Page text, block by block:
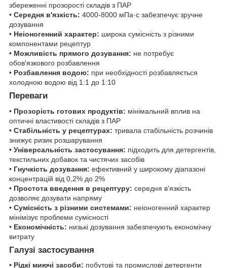
збереженні прозорості складів з ПАР
• Середня в'язкість: 4000-8000 мПа·с забезпечує зручне
дозування
• Неіоногенний характер: широка сумісність з різними
компонентами рецептур
• Можливість прямого дозування: не потребує
обов'язкового розбавлення
• Розбавлення водою: при необхідності розбавляється
холодною водою від 1:1 до 1:10
Переваги
• Прозорість готових продуктів: мінімальний вплив на
оптичні властивості складів з ПАР
• Стабільність у рецептурах: тривала стабільність розчинів
знижує ризик розшарування
• Універсальність застосування: підходить для детергентів,
текстильних добавок та чистячих засобів
• Гнучкість дозування: ефективний у широкому діапазоні
концентрацій від 0,2% до 2%
• Простота введення в рецептуру: середня в'язкість
дозволяє дозувати напряму
• Сумісність з різними системами: неіоногенний характер
мінімізує проблеми сумісності
• Економічність: низькі дозування забезпечують економічну
витрату
Галузі застосування
• Рідкі миючі засоби: побутові та промислові детергенти